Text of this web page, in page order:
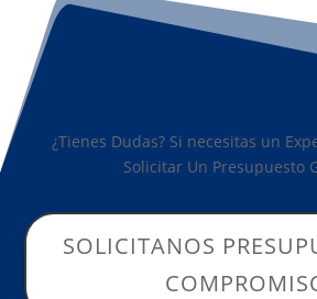
¿Tienes Dudas? Si necesitas un
Solicitar Un Presupuesto
SOLICITANOS